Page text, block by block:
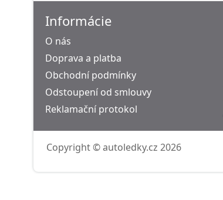
Informácie
O nás
Doprava a platba
Obchodní podmínky
Odstoupení od smlouvy
Reklamační protokol
Copyright © autoledky.cz 2026